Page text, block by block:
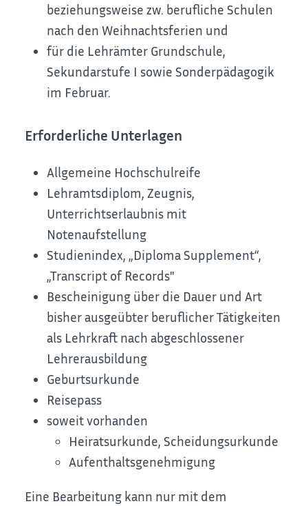
beziehungsweisezw. berufliche Schulen
nach den Weihnachtsferien und
für die Lehrämter Grundschule,
Sekundarstufe I sowie Sonderpädagogik
im Februar.
Erforderliche Unterlagen
Allgemeine Hochschulreife
Lehramtsdiplom, Zeugnis,
Unterrichtserlaubnis mit
Notenaufstellung
Studienindex, „Diploma Supplement“,
„Transcript of Records"
Bescheinigung über die Dauer und Art
bisher ausgeübter beruflicher Tätigkeiten
als Lehrkraft nach abgeschlossener
Lehrerausbildung
Geburtsurkunde
Reisepass
soweit vorhanden
Heiratsurkunde, Scheidungsurkunde
Aufenthaltsgenehmigung
Eine Bearbeitung kann nur mit dem